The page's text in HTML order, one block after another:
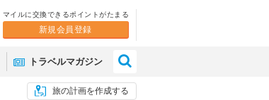
マイルに交換できるポイントがたまる
新規会員登録
トラベルマガジン
旅の計画を作成する